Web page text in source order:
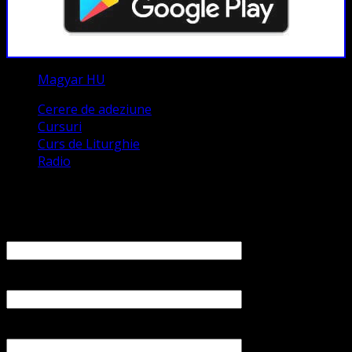
Magyar HU
Cerere de adeziune
Cursuri
Curs de Liturghie
Radio